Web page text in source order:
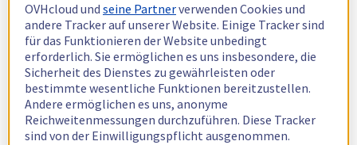
OVHcloud undseine Partnerverwenden Cookies und
andere Tracker auf unserer Website. Einige Tracker sind
für das Funktionieren der Website unbedingt
erforderlich. Sie ermöglichen es uns insbesondere, die
Sicherheit des Dienstes zu gewährleisten oder
bestimmte wesentliche Funktionen bereitzustellen.
Andere ermöglichen es uns, anonyme
Reichweitenmessungen durchzuführen. Diese Tracker
sind von der Einwilligungspflicht ausgenommen.